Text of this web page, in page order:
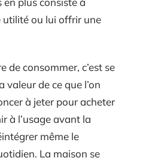
utilité ou lui offrir une
de consommer, c’est se
valeur de ce que l’on
à jeter pour acheter
à l’usage avant la
même le
La maison se